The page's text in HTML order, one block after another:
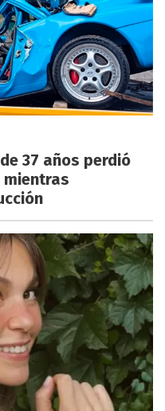
37 años perdió
mientras